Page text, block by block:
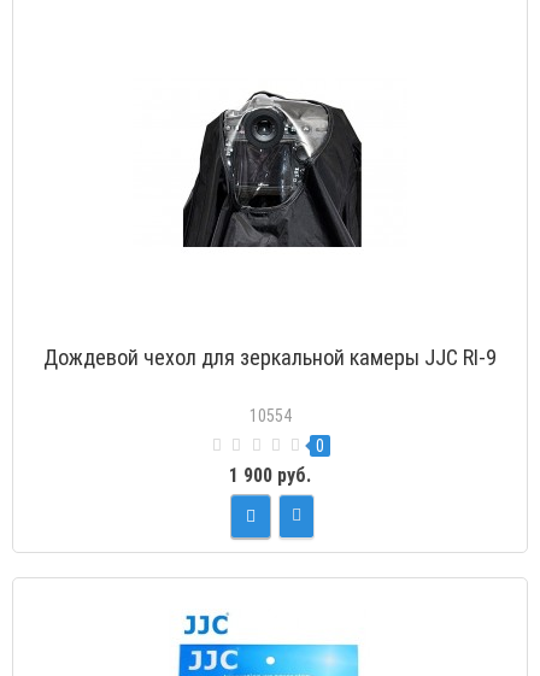
Дождевой чехол для зеркальной камеры JJC RI-9
10554
0
1 900 руб.